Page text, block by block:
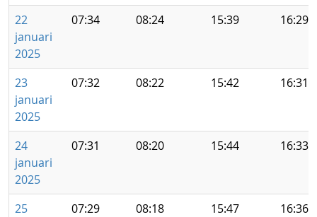
22
januari
2025
07:34 08:24 15:39 16:29
23
januari
2025
07:32 08:22 15:42 16:31
24
januari
2025
07:31 08:20 15:44 16:33
25
07:29 08:18 15:47 16:36